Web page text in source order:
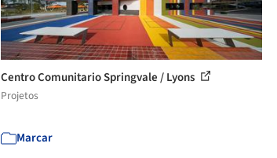
Centro Comunitario Springvale / Lyons
Projetos
Marcar